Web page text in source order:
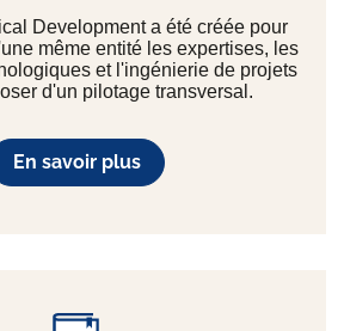
Development a été créée pour
même entité les expertises, les
et l'ingénierie de projets
d'un pilotage transversal.
En savoir plus